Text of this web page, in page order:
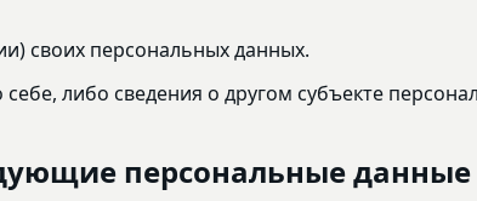
своих персональных данных.
либо сведения о другом субъекте
персональные данные